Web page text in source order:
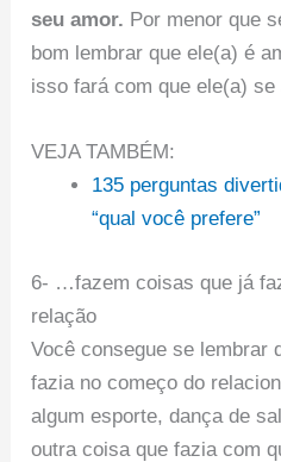
seu amor. Por menor que
bom lembrar que ele(a) é
isso fará com que ele(a)
VEJA TAMBÉM:
135 perguntas
“qual você prefere”
6- …fazem coisas que já
relação
Você consegue se lembrar
fazia no começo do
algum esporte, dança de
outra coisa que fazia com